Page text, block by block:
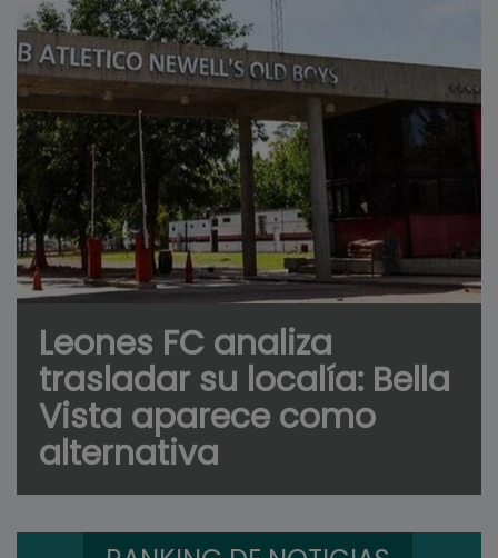
Leones FC analiza
trasladar su localía: Bella
Vista aparece como
alternativa